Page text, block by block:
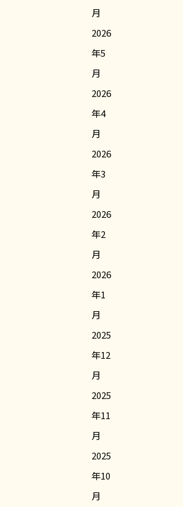
月
2026
年5
月
2026
年4
月
2026
年3
月
2026
年2
月
2026
年1
月
2025
年12
月
2025
年11
月
2025
年10
月